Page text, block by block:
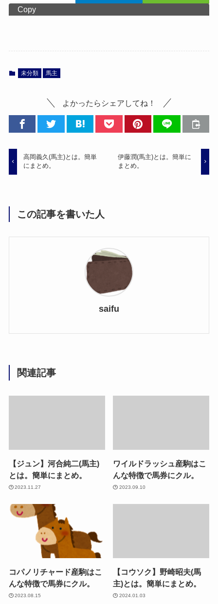
Copy
未分類 馬主
よかったらシェアしてね！
高岡義久(馬主)とは。簡単
にまとめ。
伊藤潤(馬主)とは。簡単に
まとめ。
この記事を書いた人
saifu
関連記事
【ジュン】河合純二(馬主)
とは。簡単にまとめ。
2023.11.27
ワイルドラッシュ産駒はこ
んな特徴で馬券にクル。
2023.09.10
コパノリチャード産駒はこ
んな特徴で馬券にクル。
2023.08.15
【コウソク】野崎昭夫(馬
主)とは。簡単にまとめ。
2024.01.03